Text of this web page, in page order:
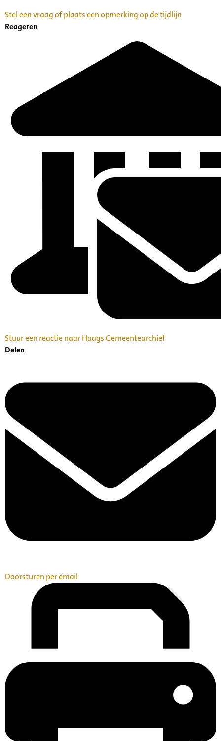
Stel een vraag of plaats een opmerking op de tijdlijn
Reageren
Stuur een reactie naar Haags Gemeentearchief
Delen
Doorsturen per email